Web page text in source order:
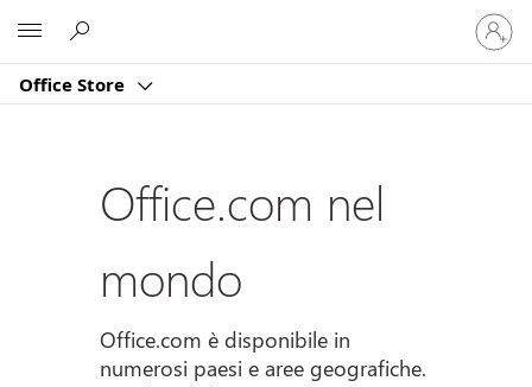
Office Store
Accedi
con
il
account
Office.com nel
mondo
Office.com è disponibile in
numerosi paesi e aree geografiche.